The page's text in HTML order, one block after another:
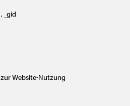
oder
eine
von über zehn Prozent an
von Michael Tischler.
erfolgen direkt von den
Partnergesellschaften für die
(Provisionszahlung), die
_gid
Website-Nutzung